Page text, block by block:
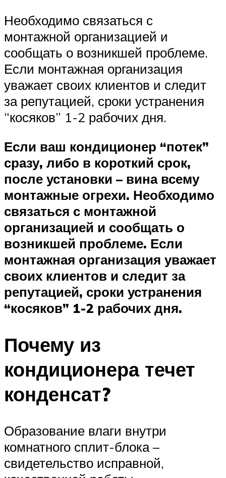
Необходимо связаться с
монтажной организацией и
сообщать о возникшей проблеме.
Если монтажная организация
уважает своих клиентов и следит
за репутацией, сроки устранения
“косяков” 1-2 рабочих дня.
Если ваш кондиционер “потек”
сразу, либо в короткий срок,
после установки – вина всему
монтажные огрехи. Необходимо
связаться с монтажной
организацией и сообщать о
возникшей проблеме. Если
монтажная организация уважает
своих клиентов и следит за
репутацией, сроки устранения
“косяков” 1-2 рабочих дня.
Почему из
кондиционера течет
конденсат?
Образование влаги внутри
комнатного сплит-блока –
свидетельство исправной,